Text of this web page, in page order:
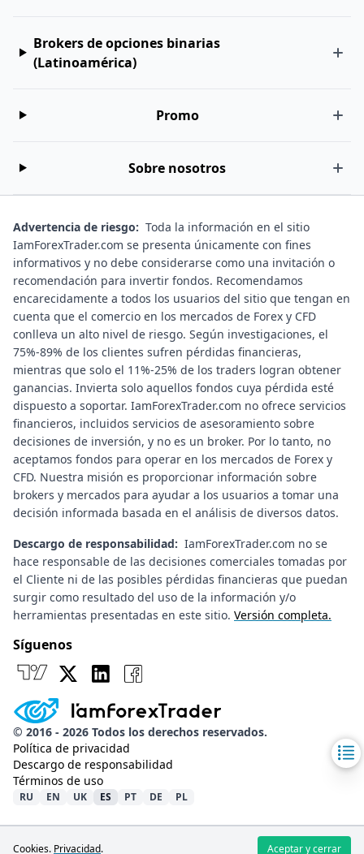
Cookies. Privacidad. Aceptar y cerrar
Brokers de opciones binarias
(Latinoamérica)
Promo
Sobre nosotros
Advertencia de riesgo: Toda la información en el sitio
IamForexTrader.com se presenta únicamente con fines
informativos y no debe considerarse como una invitación o
recomendación para invertir fondos. Recomendamos
encarecidamente a todos los usuarios del sitio que tengan en
cuenta que el comercio en los mercados de Forex y CFD
conlleva un alto nivel de riesgo. Según investigaciones, el
75%-89% de los clientes sufren pérdidas financieras,
mientras que solo el 11%-25% de los traders logran obtener
ganancias. Invierta solo aquellos fondos cuya pérdida esté
dispuesto a soportar. IamForexTrader.com no ofrece servicios
financieros, incluidos servicios de asesoramiento sobre
decisiones de inversión, y no es un broker. Por lo tanto, no
aceptamos fondos para operar en los mercados de Forex y
CFD. Nuestra misión es proporcionar información sobre
brokers y mercados para ayudar a los usuarios a tomar una
decisión informada basada en el análisis de diversos datos.
Descargo de responsabilidad: IamForexTrader.com no se
hace responsable de las decisiones comerciales tomadas por
el Cliente ni de las posibles pérdidas financieras que puedan
surgir como resultado del uso de la información y/o
herramientas presentadas en este sitio. Versión completa.
Síguenos
Síguenos TradingView
Síguenos XSíguenos LinkedIn
Síguenos Facebook
© 2016 - 2026 Todos los derechos reservados.
Política de privacidad
Descargo de responsabilidad
Términos de uso
RU EN UK ES PT DE PL